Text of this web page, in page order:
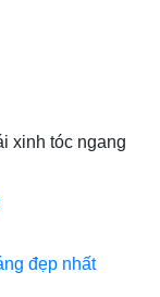
xinh tóc ngang
đẹp nhất